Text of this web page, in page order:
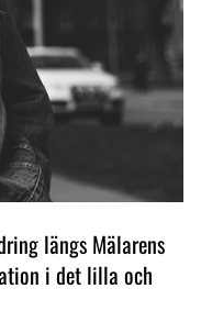
längs Mälarens
i det lilla och